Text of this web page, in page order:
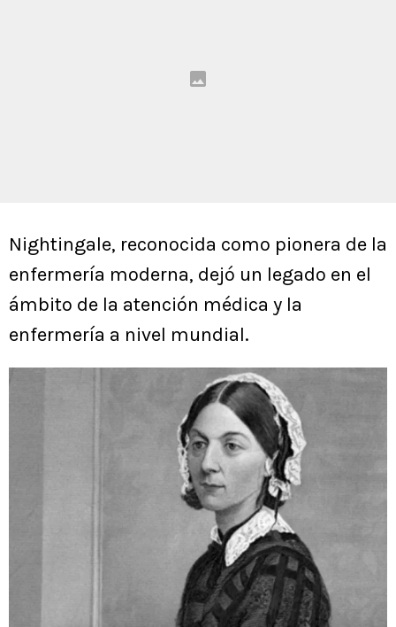
Nightingale, reconocida como pionera de la
enfermería moderna, dejó un legado en el
ámbito de la atención médica y la
enfermería a nivel mundial.